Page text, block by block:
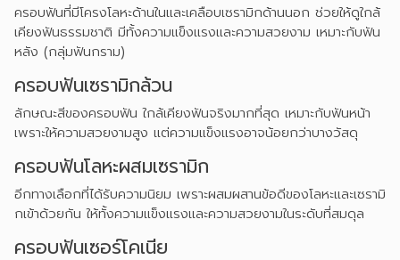
ครอบฟันที่มีโครงโลหะด้านในและเคลือบเซรามิกด้านนอก ช่วยให้ดูใกล้
เคียงฟันธรรมชาติ มีทั้งความแข็งแรงและความสวยงาม เหมาะกับฟัน
หลัง (กลุ่มฟันกราม)
ครอบฟันเซรามิกล้วน
ลักษณะสีของครอบฟัน ใกล้เคียงฟันจริงมากที่สุด เหมาะกับฟันหน้า
เพราะให้ความสวยงามสูง แต่ความแข็งแรงอาจน้อยกว่าบางวัสดุ
ครอบฟันโลหะผสมเซรามิก
อีกทางเลือกที่ได้รับความนิยม เพราะผสมผสานข้อดีของโลหะและเซรามิ
กเข้าด้วยกัน ให้ทั้งความแข็งแรงและความสวยงามในระดับที่สมดุล
ครอบฟันเซอร์โคเนีย